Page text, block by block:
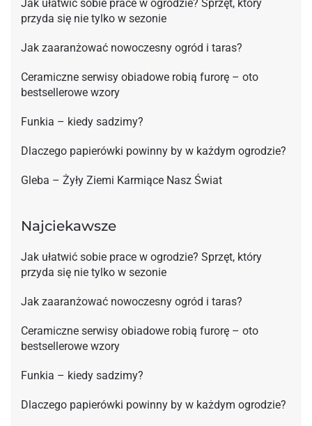
Jak ułatwić sobie prace w ogrodzie? Sprzęt, który
przyda się nie tylko w sezonie
Jak zaaranżować nowoczesny ogród i taras?
Ceramiczne serwisy obiadowe robią furorę – oto
bestsellerowe wzory
Funkia – kiedy sadzimy?
Dlaczego papierówki powinny by w każdym ogrodzie?
Gleba – Żyły Ziemi Karmiące Nasz Świat
Najciekawsze
Jak ułatwić sobie prace w ogrodzie? Sprzęt, który
przyda się nie tylko w sezonie
Jak zaaranżować nowoczesny ogród i taras?
Ceramiczne serwisy obiadowe robią furorę – oto
bestsellerowe wzory
Funkia – kiedy sadzimy?
Dlaczego papierówki powinny by w każdym ogrodzie?